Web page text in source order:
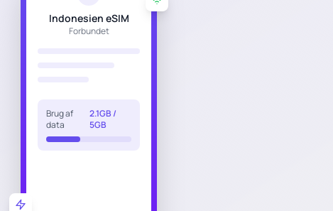
Indonesien eSIM
Forbundet
Brug af
data
2.1GB /
5GB